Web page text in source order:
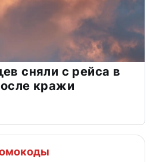
сняли с рейса в
кражи